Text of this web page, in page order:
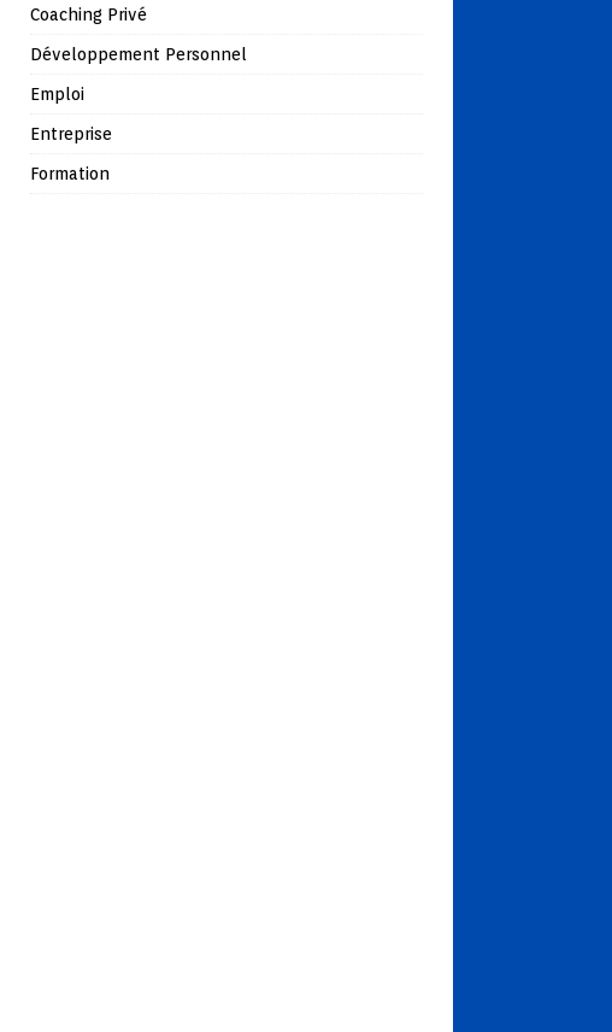
Coaching Privé
Développement Personnel
Emploi
Entreprise
Formation